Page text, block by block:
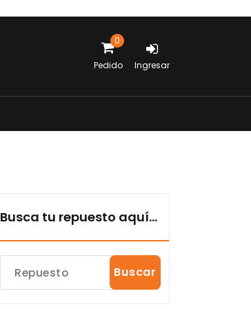
0
Pedido Ingresar
Busca tu repuesto aquí...
Buscar